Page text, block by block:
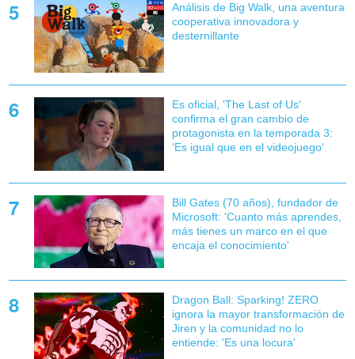
Análisis de Big Walk, una aventura
cooperativa innovadora y
desternillante
Es oficial, 'The Last of Us'
confirma el gran cambio de
protagonista en la temporada 3:
'Es igual que en el videojuego'
Bill Gates (70 años), fundador de
Microsoft: 'Cuanto más aprendes,
más tienes un marco en el que
encaja el conocimiento'
Dragon Ball: Sparking! ZERO
ignora la mayor transformación de
Jiren y la comunidad no lo
entiende: 'Es una locura'